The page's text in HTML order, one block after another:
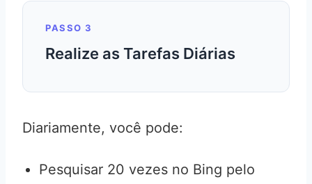
PASSO 3
Realize as Tarefas Diárias
Diariamente, você pode:
Pesquisar 20 vezes no Bing pelo